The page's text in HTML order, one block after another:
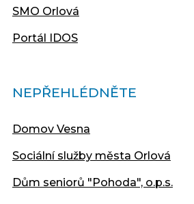
SMO Orlová
Portál IDOS
NEPŘEHLÉDNĚTE
Domov Vesna
Sociální služby města Orlová
Dům seniorů "Pohoda", o.p.s.